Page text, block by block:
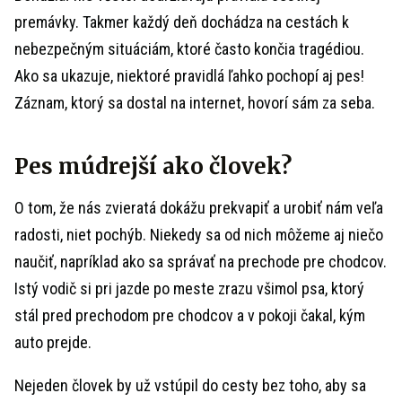
premávky. Takmer každý deň dochádza na cestách k
nebezpečným situáciám, ktoré často končia tragédiou.
Ako sa ukazuje, niektoré pravidlá ľahko pochopí aj pes!
Záznam, ktorý sa dostal na internet, hovorí sám za seba.
Pes múdrejší ako človek?
O tom, že nás zvieratá dokážu prekvapiť a urobiť nám veľa
radosti, niet pochýb. Niekedy sa od nich môžeme aj niečo
naučiť, napríklad ako sa správať na prechode pre chodcov.
Istý vodič si pri jazde po meste zrazu všimol psa, ktorý
stál pred prechodom pre chodcov a v pokoji čakal, kým
auto prejde.
Nejeden človek by už vstúpil do cesty bez toho, aby sa